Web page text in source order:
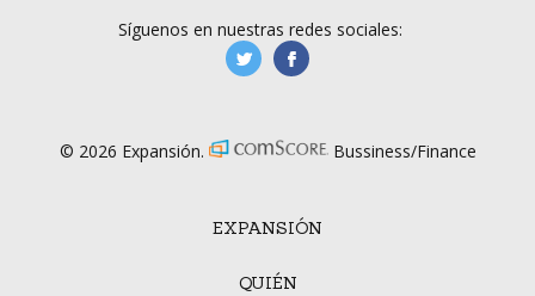
EXPANSIÓN
QUIÉN
Síguenos en nuestras redes sociales:
manufacturaGE
© 2026 Expansión. Bussiness/Finance